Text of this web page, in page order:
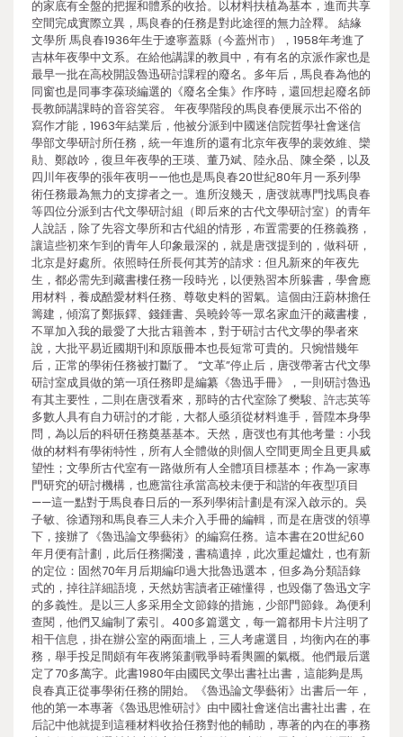
的家底有全盤的把握和體系的收拾。以材料扶植為基本，進而共享
空間完成實際立異，馬良春的任務是對此途徑的無力詮釋。 結緣
文學所 馬良春1936年生于遼寧蓋縣（今蓋州市），1958年考進了
吉林年夜學中文系。在給他講課的教員中，有有名的京派作家也是
最早一批在高校開設魯迅研討課程的廢名。多年后，馬良春為他的
同窗也是同事李葆琰編選的《廢名全集》作序時，還回想起廢名師
長教師講課時的音容笑容。 年夜學階段的馬良春便展示出不俗的
寫作才能，1963年結業后，他被分派到中國迷信院哲學社會迷信
學部文學研討所任務，統一年進所的還有北京年夜學的裴效維、欒
勛、鄭啟吟，復旦年夜學的王瑛、董乃斌、陸永品、陳全榮，以及
四川年夜學的張年夜明——他也是馬良春20世紀80年月一系列學
術任務最為無力的支撐者之一。進所沒幾天，唐弢就專門找馬良春
等四位分派到古代文學研討組（即后來的古代文學研討室）的青年
人說話，除了先容文學所和古代組的情形，布置需要的任務義務，
讓這些初來乍到的青年人印象最深的，就是唐弢提到的，做科研，
北京是好處所。依照時任所長何其芳的請求：但凡新來的年夜先
生，都必需先到藏書樓任務一段時光，以便熟習本所躲書，學會應
用材料，養成酷愛材料任務、尊敬史料的習氣。這個由汪蔚林擔任
籌建，傾瀉了鄭振鐸、錢鍾書、吳曉鈴等一眾名家血汗的藏書樓，
不單加入我的最愛了大批古籍善本，對于研討古代文學的學者來
說，大批平易近國期刊和原版冊本也長短常可貴的。只惋惜幾年
后，正常的學術任務被打斷了。 “文革”停止后，唐弢帶著古代文學
研討室成員做的第一項任務即是編纂《魯迅手冊》，一則研討魯迅
有其主要性，二則在唐弢看來，那時的古代室除了樊駿、許志英等
多數人具有自力研討的才能，大都人亟須從材料進手，晉陞本身學
問，為以后的科研任務奠基基本。天然，唐弢也有其他考量：小我
做的材料有學術特性，所有人全體做的則個人空間更周全且更具威
望性；文學所古代室有一路做所有人全體項目標基本；作為一家專
門研究的研討機構，也應當往承當高校未便于和諧的年夜型項目
——這一點對于馬良春日后的一系列學術計劃是有深入啟示的。吳
子敏、徐迺翔和馬良春三人未介入手冊的編輯，而是在唐弢的領導
下，接辦了《魯迅論文學藝術》的編寫任務。這本書在20世紀60
年月便有計劃，此后任務擱淺，書稿遺掉，此次重起爐灶，也有新
的定位：固然70年月后期編印過大批魯迅選本，但多為分類語錄
式的，掉往詳細語境，天然妨害讀者正確懂得，也毀傷了魯迅文字
的多義性。是以三人多采用全文節錄的措施，少部門節錄。為便利
查閱，他們又編制了索引。400多篇選文，每一篇都用卡片注明了
相干信息，掛在辦公室的兩面墻上，三人考慮選目，均衡內在的事
務，舉手投足間頗有年夜將策劃戰爭時看輿圖的氣概。他們最后選
定了70多萬字。此書1980年由國民文學出書社出書，這能夠是馬
良春真正從事學術任務的開始。《魯迅論文學藝術》出書后一年，
他的第一本專著《魯迅思惟研討》由中國社會迷信出書社出書，在
后記中他就提到這種材料收拾任務對他的輔助，專著的內在的事務